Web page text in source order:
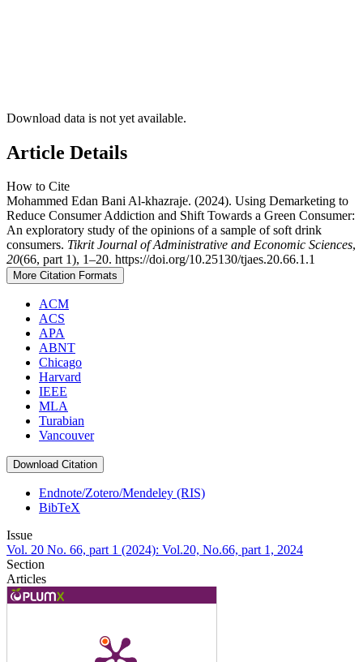
Download data is not yet available.
Article Details
How to Cite
Mohammed Edan Bani Al-khazraje. (2024). Using Demarketing to
Reduce Consumer Addiction and Shift Towards a Green Consumer:
An exploratory study of the opinions of a sample of soft drink
consumers. Tikrit Journal of Administrative and Economic Sciences,
20(66, part 1), 1–20. https://doi.org/10.25130/tjaes.20.66.1.1
More Citation Formats
ACM
ACS
APA
ABNT
Chicago
Harvard
IEEE
MLA
Turabian
Vancouver
Download Citation
Endnote/Zotero/Mendeley (RIS)
BibTeX
Issue
Vol. 20 No. 66, part 1 (2024): Vol.20, No.66, part 1, 2024
Section
Articles